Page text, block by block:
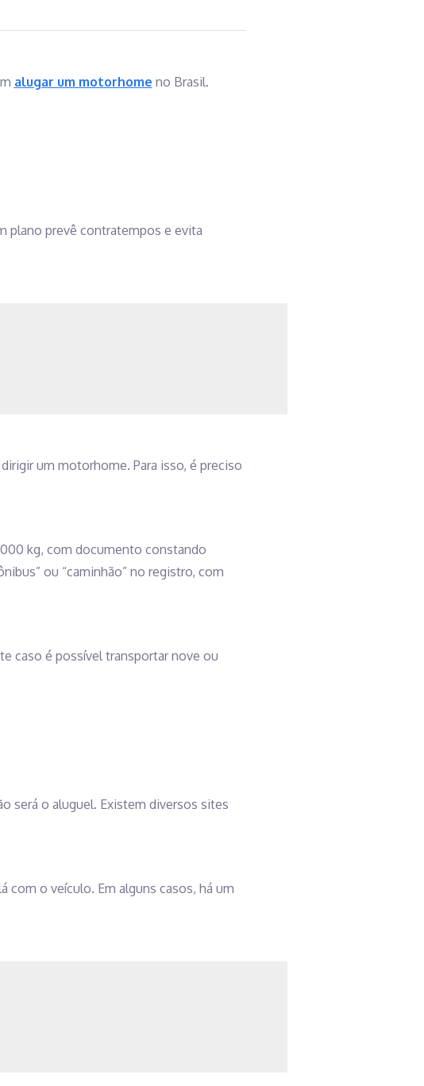
alugar um motorhome no Brasil.
plano prevê contratempos e evita
um motorhome. Para isso, é preciso
kg, com documento constando
ou “caminhão” no registro, com
caso é possível transportar nove ou
será o aluguel. Existem diversos sites
com o veículo. Em alguns casos, há um